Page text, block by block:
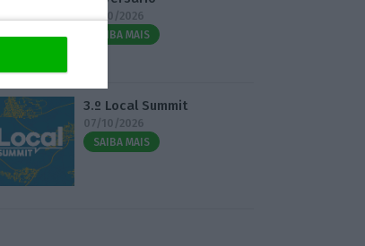
14/10/2026
SAIBA MAIS
3.º Local Summit
07/10/2026
SAIBA MAIS